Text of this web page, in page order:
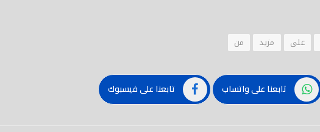
على مزيد من
تابعنا على واتساب تابعنا على فيسبوك